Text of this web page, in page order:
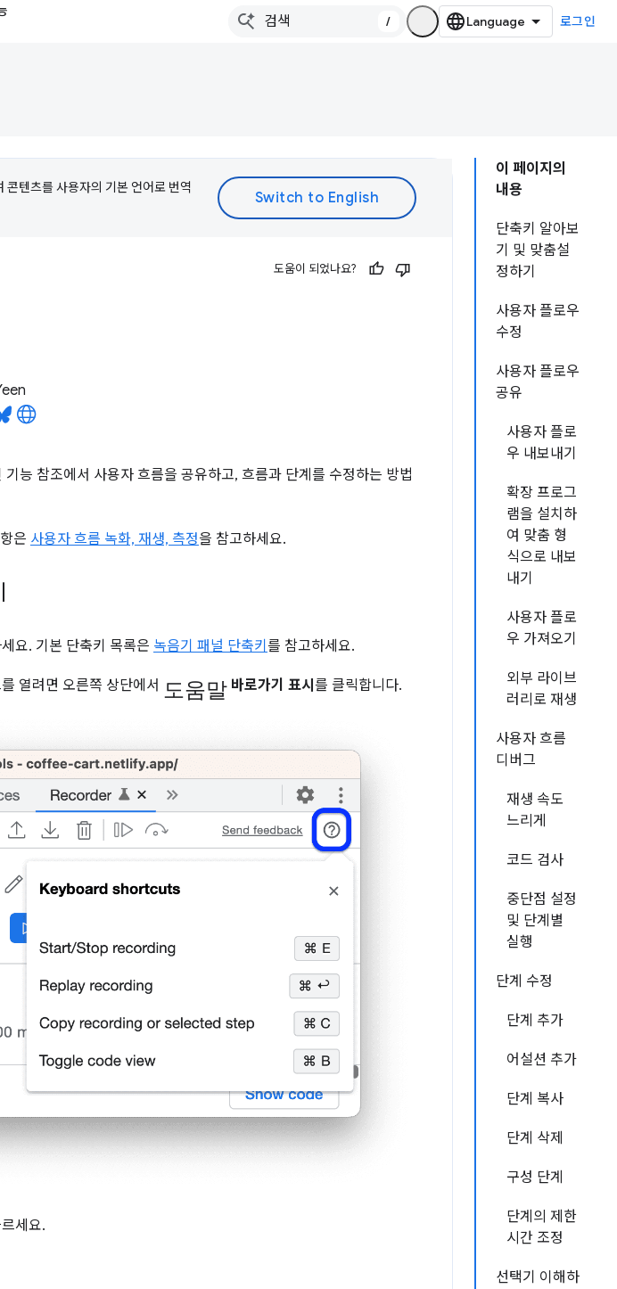
/ 로그인
이 페이지의
내용
단축키 알아보
기 및 맞춤설
정하기
사용자 플로우
수정
사용자 플로우
공유
사용자 플로
우 내보내기
확장 프로그
램을 설치하
여 맞춤 형
식으로 내보
내기
사용자 플로
우 가져오기
외부 라이브
러리로 재생
사용자 흐름
디버그
재생 속도
느리게
코드 검사
중단점 설정
및 단계별
실행
단계 수정
단계 추가
어설션 추가
단계 복사
단계 삭제
구성 단계
단계의 제한
시간 조정
선택기 이해하
텐츠를 사용자의 기본 언어로 번역
도움이 되었나요?
기능 참조에서 사용자 흐름을 공유하고, 흐름과 단계를 수정하는 방법
은 사용자 흐름 녹화, 재생, 측정을 참고하세요.
요. 기본 단축키 목록은 녹음기 패널 단축키 를 참고하세요.
열려면 오른쪽 상단에서 도움말 바로가기 표시 를 클릭합니다.
세요.